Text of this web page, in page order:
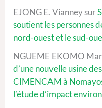
EJONG E. Vianneysur
soutient les personnes
nord-ouest et le sud-
NGUEME EKOMO
d’une nouvelle usine
CIMENCAM à
l’étude d’impact